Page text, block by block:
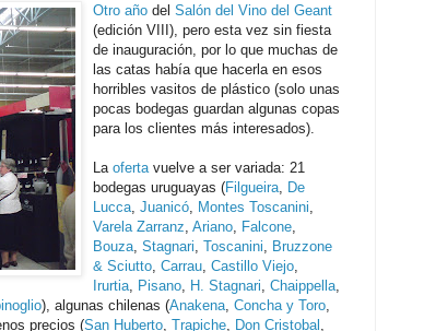
Otro año del Salón del Vino del Geant
(edición VIII), pero esta vez sin fiesta
de inauguración, por lo que muchas de
las catas había que hacerla en esos
horribles vasitos de plástico (solo unas
pocas bodegas guardan algunas copas
para los clientes más interesados).
La oferta vuelve a ser variada: 21
bodegas uruguayas (Filgueira De
Lucca Juanicó Montes Toscanini
Varela Zarranz Ariano Falcone
Bouza Stagnari Toscanini
Bruzzone
& Sciutto Carrau Castillo Viejo
Irurtia Pisano H. Stagnari Chaippella
), algunas chilenas (Anakena Concha y Toro
precios (San Huberto Trapiche Don Cristobal